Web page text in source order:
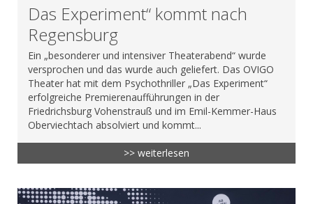
Das Experiment“ kommt nach
Regensburg
Ein „besonderer und intensiver Theaterabend“ wurde
versprochen und das wurde auch geliefert. Das OVIGO
Theater hat mit dem Psychothriller „Das Experiment“
erfolgreiche Premierenaufführungen in der
Friedrichsburg Vohenstrauß und im Emil-Kemmer-Haus
Oberviechtach absolviert und kommt...
>> weiterlesen